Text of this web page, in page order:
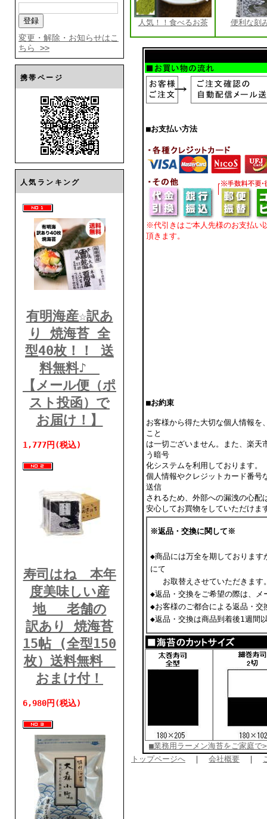
変更・解除・お知らせはこ
ちら >>
携帯ページ
人気ランキング
有明海産☆訳あ
り 焼海苔 全
型40枚！！ 送
料無料♪
【メール便（ポ
スト投函）で
お届け！】
1,777円(税込)
寿司はね 本年
度美味しい産
地 老舗の
訳あり 焼海苔
15帖 (全型150
枚）送料無料
おまけ付！
6,980円(税込)
人気！！食べるお茶 便利な刻
■お支払い方法
※代引きはご本人先様のお支払い
頂きます。
■お約束
お客様から得た大切な個人情報を
こと
は一切ございません。また、楽天
う暗号
化システムを利用しております。
個人情報やクレジットカード番号
送信
されるため、外部への漏洩の心配
安心してお買物をしていただけま
※返品・交換に関して※
◆商品には万全を期 しておりま
にて
お取替えさせていただきます
◆返品・交換をご希望の際は、
◆お客様のご都合による返品・
◆返品・交換は商品到着後1週間
■業務用ラーメン海苔をご家庭で
トップページへ ｜ 会社概要 ｜